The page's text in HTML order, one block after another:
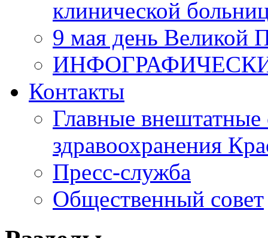
клинической
9 мая день Великой
Контакты
Главные внештатные
здравоохранения
Пресс-служба
Общественный совет